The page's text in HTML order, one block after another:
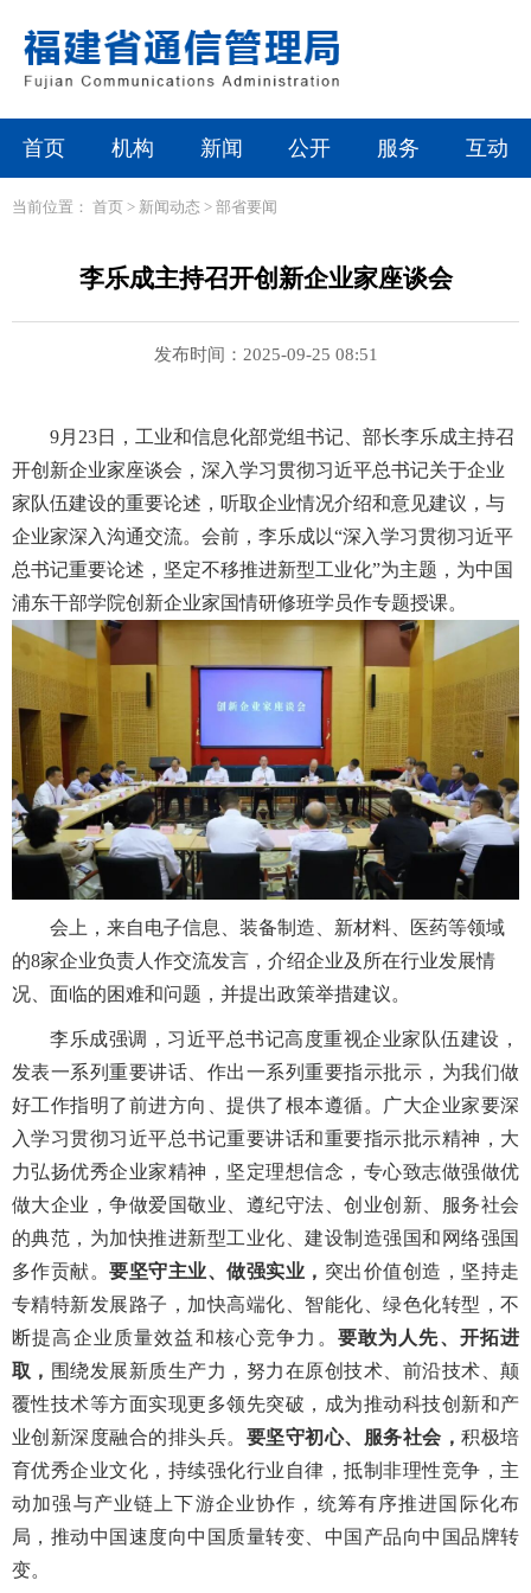
首页 机构 新闻 公开 服务 互动
当前位置： 首页 > 新闻动态 > 部省要闻
李乐成主持召开创新企业家座谈会
发布时间：2025-09-25 08:51
9月23日，工业和信息化部党组书记、部长李乐成主持召
开创新企业家座谈会，深入学习贯彻习近平总书记关于企业
家队伍建设的重要论述，听取企业情况介绍和意见建议，与
企业家深入沟通交流。会前，李乐成以“深入学习贯彻习近平
总书记重要论述，坚定不移推进新型工业化”为主题，为中国
浦东干部学院创新企业家国情研修班学员作专题授课。
会上，来自电子信息、装备制造、新材料、医药等领域
的8家企业负责人作交流发言，介绍企业及所在行业发展情
况、面临的困难和问题，并提出政策举措建议。
李乐成强调，习近平总书记高度重视企业家队伍建设，
发表一系列重要讲话、作出一系列重要指示批示，为我们做
好工作指明了前进方向、提供了根本遵循。广大企业家要深
入学习贯彻习近平总书记重要讲话和重要指示批示精神，大
力弘扬优秀企业家精神，坚定理想信念，专心致志做强做优
做大企业，争做爱国敬业、遵纪守法、创业创新、服务社会
的典范，为加快推进新型工业化、建设制造强国和网络强国
多作贡献。要坚守主业、做强实业， 突出价值创造，坚持走
专精特新发展路子，加快高端化、智能化、绿色化转型，不
断提高企业质量效益和核心竞争力。 要敢为人先、开拓进
取， 围绕发展新质生产力，努力在原创技术、前沿技术、颠
覆性技术等方面实现更多领先突破，成为推动科技创新和产
业创新深度融合的排头兵。 要坚守初心、服务社会，积极培
育优秀企业文化，持续强化行业自律，抵制非理性竞争，主
动加强与产业链上下游企业协作，统筹有序推进国际化布
局，推动中国速度向中国质量转变、中国产品向中国品牌转
变。